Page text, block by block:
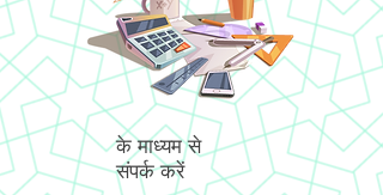
के माध्यम से
संपर्क करें